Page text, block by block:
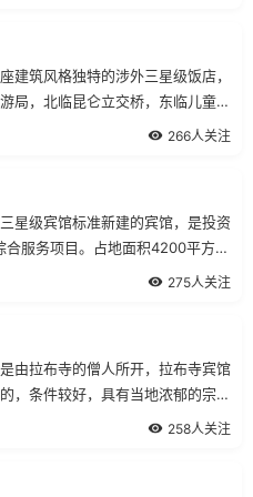
建筑风格独特的涉外三星级饭店，
局，北临昆仑立交桥，东临儿童公
266人关注
星级宾馆标准新建的宾馆，是投资
合服务项目。占地面积4200平方
标客房和豪华宾馆、小型会议室、
275人关注
由拉布寺的僧人所开，拉布寺宾馆
，条件较好，具有当地浓郁的宗教
258人关注